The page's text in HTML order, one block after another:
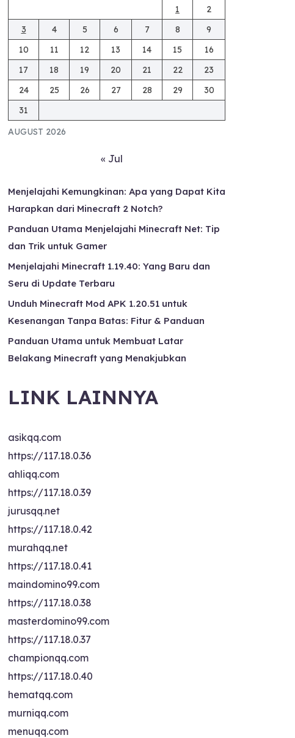
AUGUST 2026
1
2
3
4 5 6 7 8
9
10
11 12 13 14 15
16
17
18 19 20 21 22
23
24
25 26 27 28 29
30
31
« Jul
Menjelajahi Kemungkinan: Apa yang Dapat Kita
Harapkan dari Minecraft 2 Notch?
Panduan Utama Menjelajahi Minecraft Net: Tip
dan Trik untuk Gamer
Menjelajahi Minecraft 1.19.40: Yang Baru dan
Seru di Update Terbaru
Unduh Minecraft Mod APK 1.20.51 untuk
Kesenangan Tanpa Batas: Fitur & Panduan
Panduan Utama untuk Membuat Latar
Belakang Minecraft yang Menakjubkan
LINK LAINNYA
asikqq.com
https://117.18.0.36
ahliqq.com
https://117.18.0.39
jurusqq.net
https://117.18.0.42
murahqq.net
https://117.18.0.41
maindomino99.com
https://117.18.0.38
masterdomino99.com
https://117.18.0.37
championqq.com
https://117.18.0.40
hematqq.com
murniqq.com
menuqq.com